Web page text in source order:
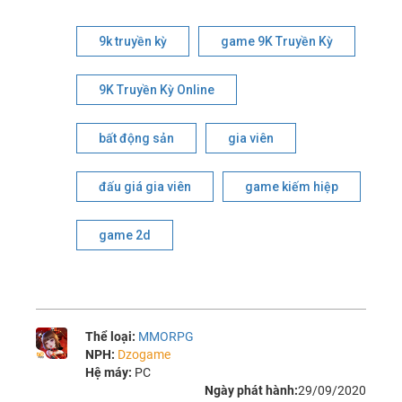
9k truyền kỳ game 9K Truyền Kỳ
9K Truyền Kỳ Online
bất động sản gia viên
đấu giá gia viên game kiếm hiệp
game 2d
Thể loại: MMORPG
NPH: Dzogame
Hệ máy: PC
Ngày phát hành:29/09/2020